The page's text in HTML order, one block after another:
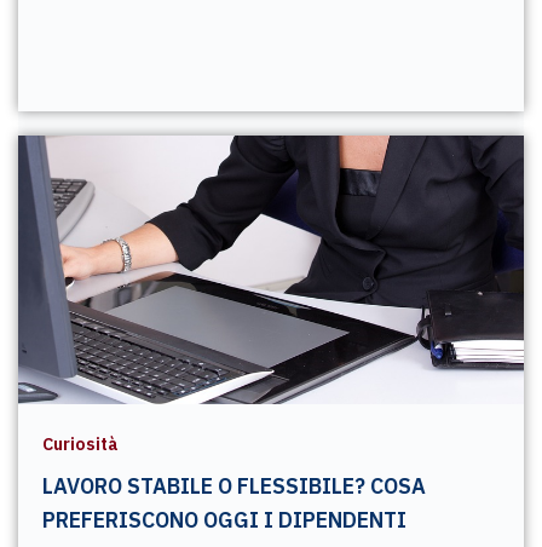
Curiosità
LAVORO STABILE O FLESSIBILE? COSA
PREFERISCONO OGGI I DIPENDENTI